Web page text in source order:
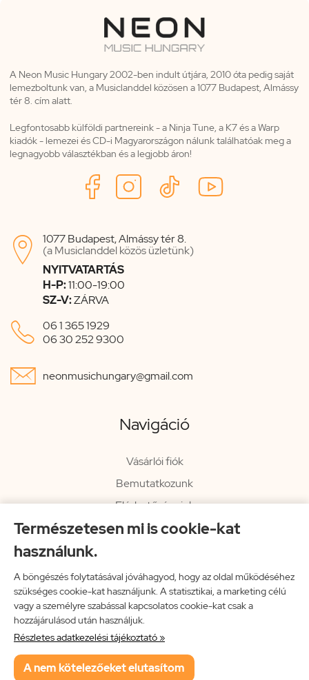
Természetesen mi is cookie-kat
használunk.
A böngészés folytatásával jóváhagyod, hogy az oldal működéséhez
szükséges cookie-kat használjunk. A statisztikai, a marketing célú
vagy a személyre szabással kapcsolatos cookie-kat csak a
hozzájárulásod után használjuk.
Részletes adatkezelési tájékoztató »
A nem kötelezőeket elutasítom
A Neon Music Hungary 2002-ben indult útjára, 2010 óta pedig saját
lemezboltunk van, a Musiclanddel közösen a 1077 Budapest, Almássy
tér 8. cím alatt.
Legfontosabb külföldi partnereink - a Ninja Tune, a K7 és a Warp
kiadók - lemezei és CD-i Magyarországon nálunk találhatóak meg a
legnagyobb választékban és a legjobb áron!

1077 Budapest, Almássy tér 8.
(a Musiclanddel közös üzletünk)
NYITVATARTÁS
H-P:11:00-19:00
SZ-V:ZÁRVA
 06 1 365 1929
06 30 252 9300
 neonmusichungary@gmail.com
Navigáció
Vásárlói fiók
Bemutatkozunk
Elérhetőségeink
Hírlevél
Impresszum
Vissza a főoldalra
Neon Music Hungary Bt.
ÁSZF